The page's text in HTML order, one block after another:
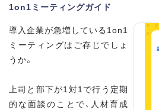
1on1ミーティングガイド
導入企業が急増している1on1
ミーティングはご存じでしょ
うか。
上司と部下が1対1で行う定期
的な面談のことで、人材育成